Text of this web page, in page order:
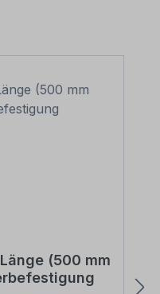
(500 mm